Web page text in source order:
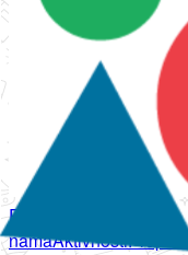
Početna
namaAktivnostiPropisi